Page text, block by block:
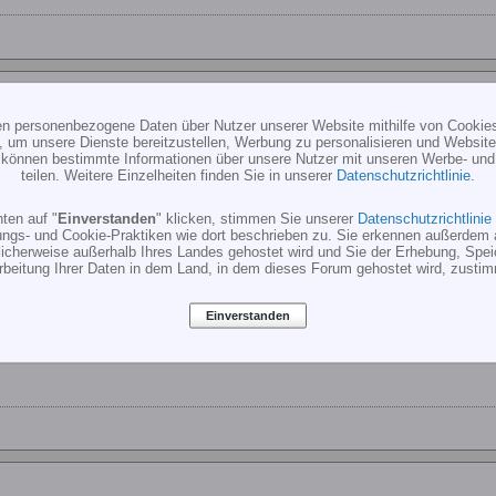
*
heli.de/images/rc-heli_logo.jpg\" border=0]
um das Logo auf Folie herzustellen. Und wer son Drucker
align=middle].
personenbezogene Daten über Nutzer unserer Website mithilfe von
um unsere Dienste bereitzustellen, Werbung zu personalisieren und
bestimmte Informationen über unsere Nutzer mit unseren Werbe-
teilen. Weitere Einzelheiten finden Sie in unserer Datenschutzrichtlinie
auf "Einverstanden" klicken, stimmen Sie unserer Datenschutzrichtlinie
und Cookie-Praktiken wie dort beschrieben zu. Sie erkennen außerdem
außerhalb Ihres Landes gehostet wird und Sie der Erhebung,
Ihrer Daten in dem Land, in dem dieses Forum gehostet wird,
Einverstanden